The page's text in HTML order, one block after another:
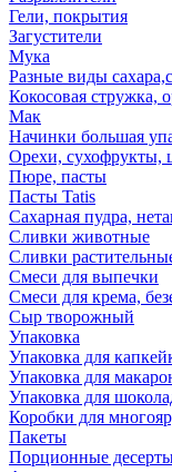
Гели, покрытия
Загустители
Мука
Разные виды
Кокосовая стружка,
Мак
Начинки большая
Орехи, сухофрукты,
Пюре, пасты
Пасты Tatis
Сахарная пудра,
Сливки животные
Сливки
Смеси для выпечки
Смеси для крема,
Сыр творожный
Упаковка
Упаковка для
Упаковка для
Упаковка для
Коробки для
Пакеты
Порционные